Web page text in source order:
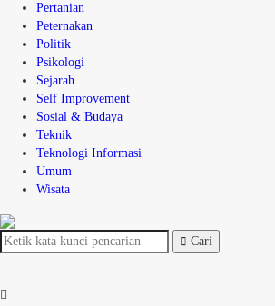
Pertanian
Peternakan
Politik
Psikologi
Sejarah
Self Improvement
Sosial & Budaya
Teknik
Teknologi Informasi
Umum
Wisata
Cari